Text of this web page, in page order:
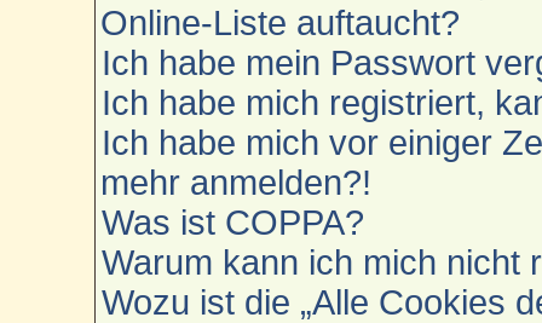
Online-Liste auftaucht?
Ich habe mein Passwort
Ich habe mich registriert,
Ich habe mich vor einiger
mehr anmelden?!
Was ist COPPA?
Warum kann ich mich nicht
Wozu ist die „Alle Cookies